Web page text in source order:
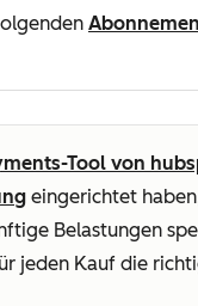
Tool von
eingerichtet
Belastungen
jeden Kauf die